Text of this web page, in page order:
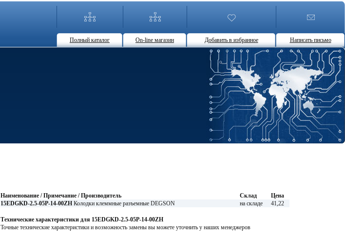
Полный каталог On-line магазин Добавить в избранное Написать письмо
Наименование / Примечание / Производитель Склад
Цена
15EDGKD-2.5-05P-14-00ZH Колодки клеммные разъемные DEGSON на складе 41,22
Технические характеристики для 15EDGKD-2.5-05P-14-00ZH
Точные технические характеристики и возможность замены вы можете уточнить у наших менеджеров